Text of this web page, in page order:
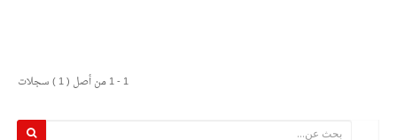
1 - 1 من أصل ( 1 ) سجلات